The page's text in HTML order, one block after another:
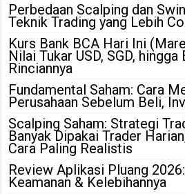
Perbedaan Scalping dan
Teknik Trading yang Lebih
Kurs Bank BCA Hari Ini
Nilai Tukar USD, SGD, hingga
Rinciannya
Fundamental Saham: Cara
Perusahaan Sebelum Beli,
Scalping Saham: Strategi
Banyak Dipakai Trader
Cara Paling Realistis
Review Aplikasi Pluang
Keamanan & Kelebihannya